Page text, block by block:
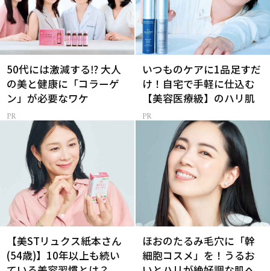
50代には激減する⁉ 大人
の美と健康に「コラーゲ
ン」が必要なワケ
いつものケアに1品足すだ
け！自宅で手軽に仕込む
【美容医療級】のハリ肌
【美STリュクス紙本さん
(54歳)】10年以上も続い
ほおのたるみ毛穴に「幹
細胞コスメ」を！うるお